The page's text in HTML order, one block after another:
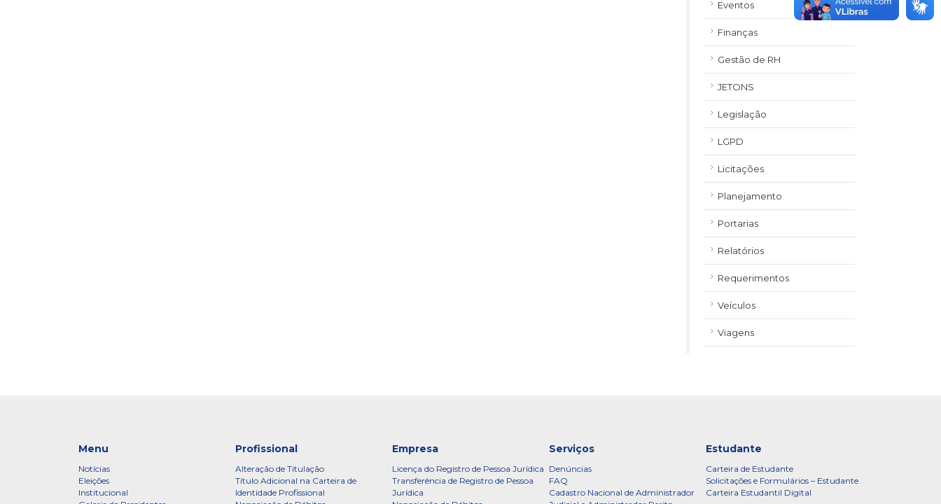
Eventos
Finanças
Gestão de RH
JETONS
Legislação
LGPD
Licitações
Planejamento
Portarias
Relatórios
Requerimentos
Veículos
Viagens
Menu
Notícias
Eleições
Institucional
Profissional
Alteração de Titulação
Título Adicional na Carteira de
Identidade Profissional
Empresa
Licença do Registro de Pessoa Jurídica
Transferência de Registro de Pessoa
Jurídica
Serviços
Denúncias
FAQ
Cadastro Nacional de Administrador
Estudante
Carteira de Estudante
Solicitações e Formulários – Estudante
Carteira Estudantil Digital